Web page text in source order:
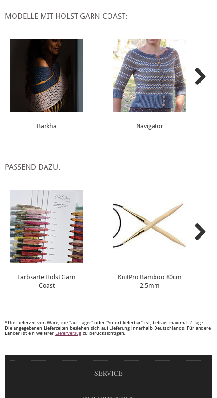
MODELLE MIT HOLST GARN COAST:
Barkha Navigator
PASSEND DAZU:
Farbkarte Holst Garn
Coast
KnitPro Bamboo 80cm
2,5mm
*Die Lieferzeit von Ware, die "auf Lager" oder "Sofort lieferbar" ist, beträgt maximal 2 Tage.
Die angegebenen Lieferzeiten beziehen sich auf Lieferung innerhalb Deutschlands. Für andere
Länder ist ein weiterer Lieferverzug zu berücksichtigen.
SERVICE